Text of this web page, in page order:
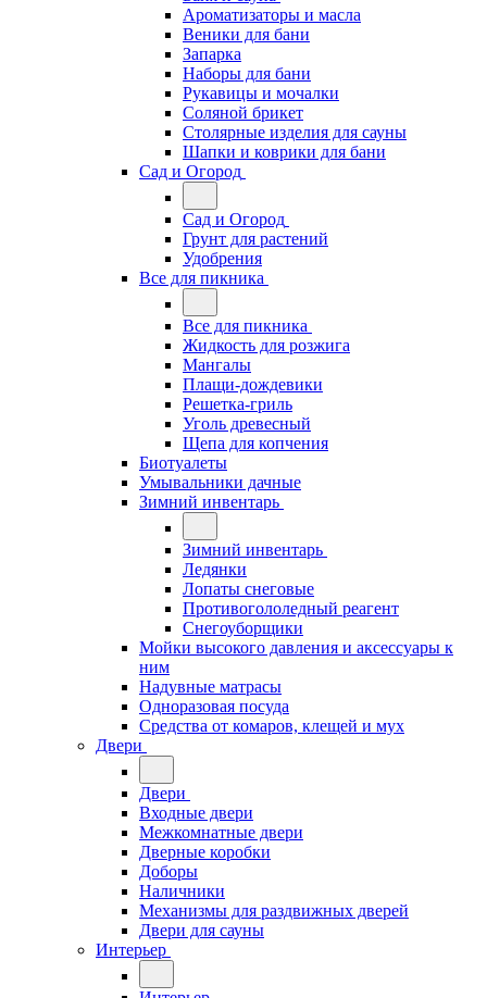
Ароматизаторы и масла
Веники для бани
Запарка
Наборы для бани
Рукавицы и мочалки
Соляной брикет
Столярные изделия для сауны
Шапки и коврики для бани
Сад и Огород
Сад и Огород
Грунт для растений
Удобрения
Все для пикника
Все для пикника
Жидкость для розжига
Мангалы
Плащи-дождевики
Решетка-гриль
Уголь древесный
Щепа для копчения
Биотуалеты
Умывальники дачные
Зимний инвентарь
Зимний инвентарь
Ледянки
Лопаты снеговые
Противогололедный реагент
Снегоуборщики
Мойки высокого давления и аксессуары к
ним
Надувные матрасы
Одноразовая посуда
Средства от комаров, клещей и мух
Двери
Двери
Входные двери
Межкомнатные двери
Дверные коробки
Доборы
Наличники
Механизмы для раздвижных дверей
Двери для сауны
Интерьер